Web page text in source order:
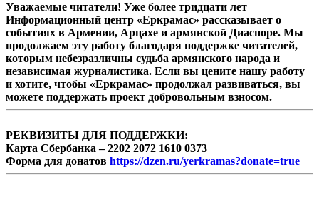
Уважаемые читатели! Уже более тридцати лет
Информационный центр «Еркрамас» рассказывает о
событиях в Армении, Арцахе и армянской Диаспоре. Мы
продолжаем эту работу благодаря поддержке читателей,
которым небезразличны судьба армянского народа и
независимая журналистика. Если вы цените нашу работу
и хотите, чтобы «Еркрамас» продолжал развиваться, вы
можете поддержать проект добровольным взносом.
РЕКВИЗИТЫ ДЛЯ ПОДДЕРЖКИ:
Карта Сбербанка – 2202 2072 1610 0373
Форма для донатов https://dzen.ru/yerkramas?donate=true